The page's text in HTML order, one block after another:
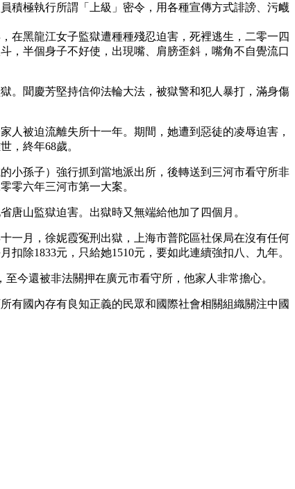
積極執行所謂「上級」密令，用各種宣傳方式誹謗、污衊
在黑龍江女子監獄遭種種殘忍迫害，死裡逃生，二零一四
，半個身子不好使，出現嘴、肩膀歪斜，嘴角不自覺流口
。聞慶芳堅持信仰法輪大法，被獄警和犯人暴打，滿身傷
人被迫流離失所十一年。期間，她遭到惡徒的凌辱迫害，
，終年68歲。
小孫子）強行抓到當地派出所，後轉送到三河市看守所非
零六年三河市第一大案。
唐山監獄迫害。出獄時又無端給他加了四個月。
一月，徐妮霞冤刑出獄，上海市普陀區社保局在沒有任何
除1833元，只給她1510元，要如此連續強扣八、九年。
今還被非法關押在廣元市看守所，他家人非常擔心。
有國內存有良知正義的民眾和國際社會相關組織關注中國